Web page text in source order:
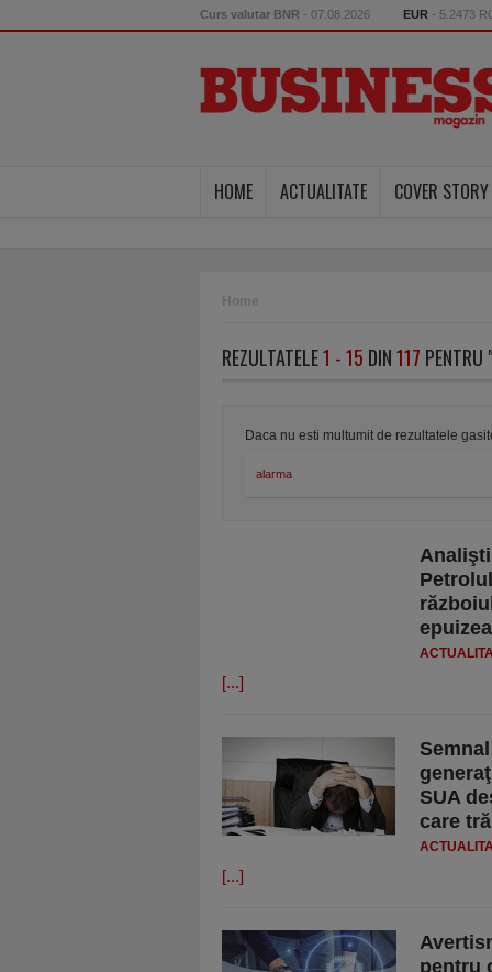
Curs valutar BNR - 07.08.2026 EUR - 5.2473
HOME ACTUALITATE COVER STORY
Home
REZULTATELE1 - 15 DIN117 PENTRU "
Daca nu esti multumit de rezultatele
[...]
SUA
care
[...]
pentru